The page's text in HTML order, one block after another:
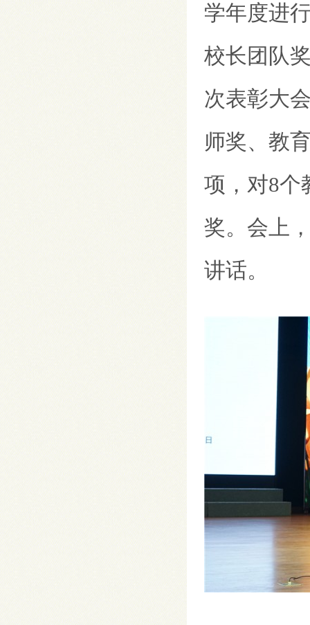
学年度进
校长团队
次表彰大
师奖、教
项，对8个
奖。会上
讲话。